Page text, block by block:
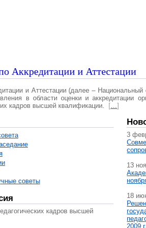
Аккредитации и Аттестации
и Аттестации (далее –
в области оценки и аккредитации
кадров высшей квалификации.
[…]
советы
кадров высшей
3
13
18
2009